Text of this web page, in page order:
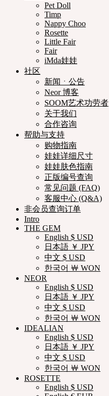
Pet Doll
Timp
Nappy Choo
Rosette
Little Fair
Fair
iMda娃娃
社区
新闻ㆍ公告
Neor 博客
SOOM艺术功劳者
关于我们
合作咨询
帮助与支持
购物指南
娃娃详细尺寸
娃娃肤色指南
正版编号查询
常见问题 (FAQ)
客服中心 (Q&A)
非会员查询订单
Intro
THE GEM
English $ USD
日本語 ￥ JPY
中文 $ USD
한국어 ￦ WON
NEOR
English $ USD
日本語 ￥ JPY
中文 $ USD
한국어 ￦ WON
IDEALIAN
English $ USD
日本語 ￥ JPY
中文 $ USD
한국어 ￦ WON
ROSETTE
English $ USD